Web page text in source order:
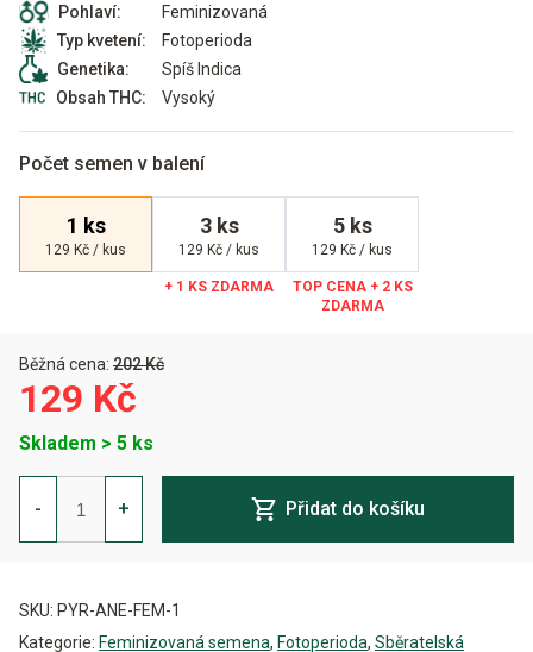
Pohlaví:
Feminizovaná
Typ kvetení:
Fotoperioda
Genetika:
Spíš Indica
Obsah THC:
Vysoký
Počet semen v balení
1 ks
129 Kč / kus
3 ks
129 Kč / kus
5 ks
129 Kč / kus
Běžná cena: 202 Kč
129 Kč
Skladem > 5 ks
-
Anesthesia
Feminizovaná
množství
+ Přidat do košíku
SKU: PYR-ANE-FEM-1
Kategorie: Feminizovaná semena, Fotoperioda, Sběratelská